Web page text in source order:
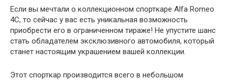
Если вы мечтали о коллекционном спорткаре Alfa Romeo
4C, то сейчас у вас есть уникальная возможность
приобрести его в ограниченном тираже! Не упустите шанс
стать обладателем эксклюзивного автомобиля, который
станет настоящим украшением вашей коллекции.
Этот спорткар производится всего в небольшом